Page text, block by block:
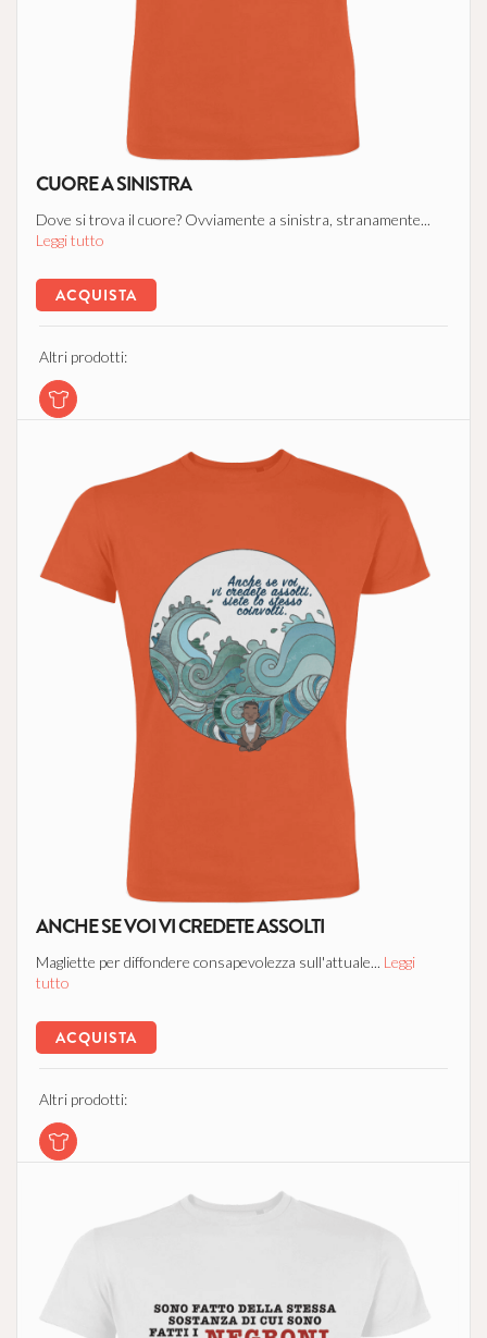
CUORE A SINISTRA
Dove si trova il cuore? Ovviamente a sinistra, stranamente...
Leggi tutto
ACQUISTA
Altri prodotti:
ANCHE SE VOI VI CREDETE ASSOLTI
Magliette per diffondere consapevolezza sull'attuale... Leggi
tutto
ACQUISTA
Altri prodotti: